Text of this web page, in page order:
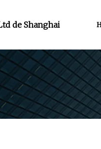
de Shanghai